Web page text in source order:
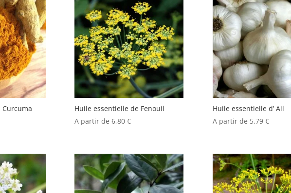
Huile essentielle de Fenouil
A partir de 6,80 €
Huile essentielle d’ Ail
A partir de 5,79 €